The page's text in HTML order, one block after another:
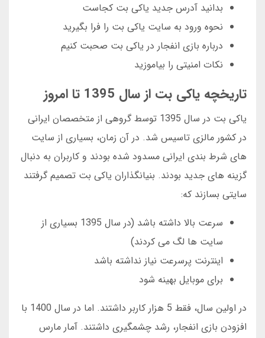
بدانید آدرس جدید یاکی بت کجاست
نحوه ورود به سایت یاکی بت را فرا بگیرید
درباره بازی انفجار در یاکی بت صحبت کنیم
نکات امنیتی را بیاموزید
تاریخچه یاکی بت از سال 1395 تا امروز
یاکی بت در سال 1395 توسط گروهی از متخصصان ایرانی
در کشور مالزی تاسیس شد. در آن زمان، بسیاری از سایت
های شرط بندی ایرانی مسدود شده بودند و کاربران به دنبال
گزینه های جدید بودند. بنیانگذاران یاکی بت تصمیم گرفتند
سایتی بسازند که:
سرعت بالا داشته باشد (در سال 1395 بسیاری از
سایت ها لگ می کردند)
اینترنت پرسرعت نیاز نداشته باشد
برای موبایل بهینه شود
در اولین سال، فقط 5 هزار کاربر داشتند. اما در سال 1400 با
افزودن بازی انفجار، رشد چشمگیری داشتند. آمار مارس